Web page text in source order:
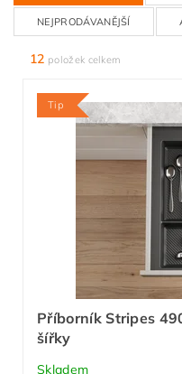
NEJPRODÁVANĚJŠÍ
12 položek celkem
Tip
Příborník Stripes
šířky
Skladem